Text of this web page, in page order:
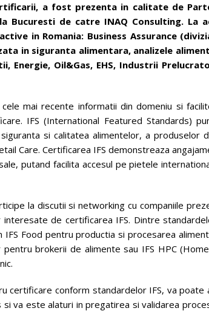
a fost prezenta in calitate de
Bucuresti de catre INAQ Consulting. La
in Romania: Business Assurance
in siguranta alimentara, analizele
Oil&Gas, EHS, Industrii
mai recente informatii din domeniu si
IFS (International Featured Standards)
si calitatea alimentelor, a produselor
Care. Certificarea IFS demonstreaza
putand facilita accesul pe pietele
la discutii si networking cu companiile
de certificarea IFS. Dintre
Food pentru productia si procesarea
brokerii de alimente sau IFS HPC
certificare conform standardelor IFS, va poate
si va este alaturi in pregatirea si validarea